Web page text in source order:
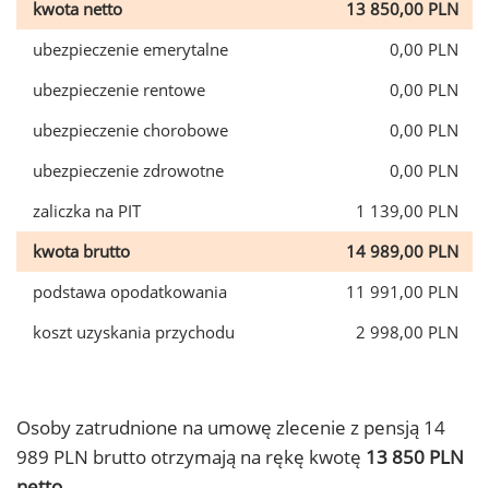
kwota netto
13 850,00 PLN
ubezpieczenie emerytalne
0,00 PLN
ubezpieczenie rentowe
0,00 PLN
ubezpieczenie chorobowe
0,00 PLN
ubezpieczenie zdrowotne
0,00 PLN
zaliczka na PIT
1 139,00 PLN
kwota brutto
14 989,00 PLN
podstawa opodatkowania
11 991,00 PLN
koszt uzyskania przychodu
2 998,00 PLN
Osoby zatrudnione na umowę zlecenie z pensją 14
989 PLN brutto otrzymają na rękę kwotę 13 850 PLN